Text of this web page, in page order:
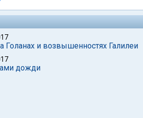
и возвышенностях Галилеи
дожди